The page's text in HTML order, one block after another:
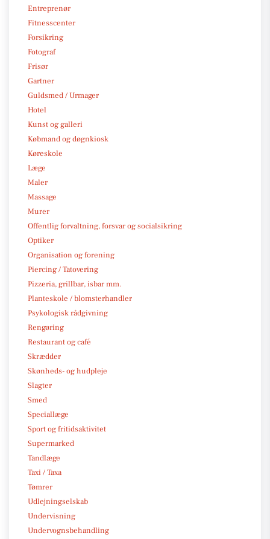
Entreprenør
Fitnesscenter
Forsikring
Fotograf
Frisør
Gartner
Guldsmed / Urmager
Hotel
Kunst og galleri
Købmand og døgnkiosk
Køreskole
Læge
Maler
Massage
Murer
Offentlig forvaltning, forsvar og socialsikring
Optiker
Organisation og forening
Piercing / Tatovering
Pizzeria, grillbar, isbar mm.
Planteskole / blomsterhandler
Psykologisk rådgivning
Rengøring
Restaurant og café
Skrædder
Skønheds- og hudpleje
Slagter
Smed
Speciallæge
Sport og fritidsaktivitet
Supermarked
Tandlæge
Taxi / Taxa
Tømrer
Udlejningselskab
Undervisning
Undervognsbehandling